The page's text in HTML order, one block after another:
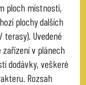
ploch místností,
plochy dalších
Uvedené
v plánech
dodávky, veškeré
Rozsah